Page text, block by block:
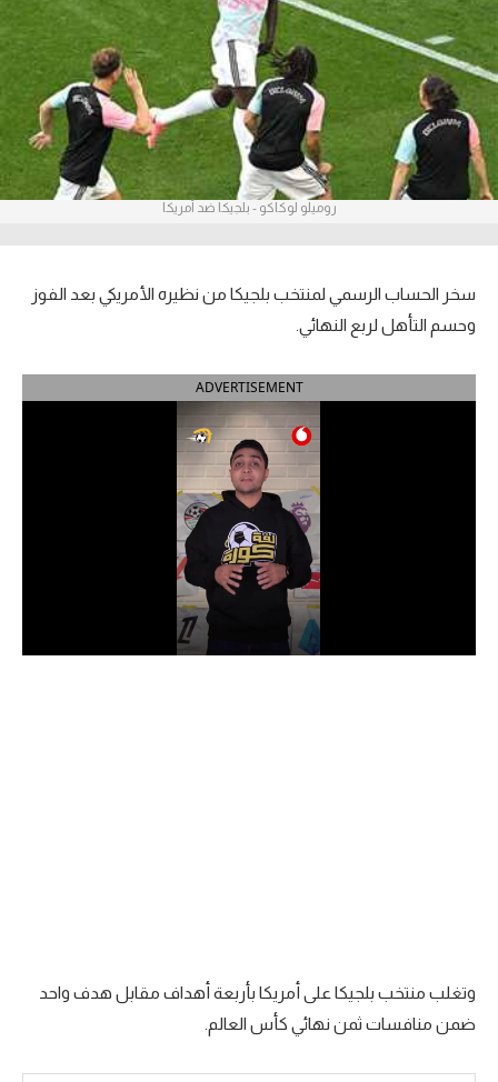
آراء حرة
ركن الألعاب
بطولات
أمريكا 2026
الدوري الإنجليزي الممتاز
الدوري الإسباني
الدوري السعودي للمحترفين
سعودي في الجول
الدوري الإنجليزي
روميلو لوكاكو - بلجيكا ضد أمريكا
سخر الحساب الرسمي لمنتخب بلجيكا من نظيره الأمريكي بعد الفوز
وحسم التأهل لربع النهائي.
ADVERTISEMENT
وتغلب منتخب بلجيكا على أمريكا بأربعة أهداف مقابل هدف واحد
ضمن منافسات ثمن نهائي كأس العالم.